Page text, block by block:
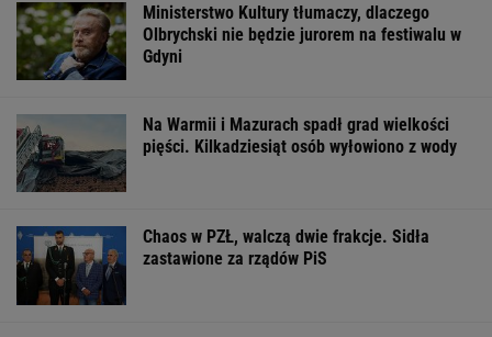
Ministerstwo Kultury tłumaczy, dlaczego
Olbrychski nie będzie jurorem na festiwalu w
Gdyni
Na Warmii i Mazurach spadł grad wielkości
pięści. Kilkadziesiąt osób wyłowiono z wody
Chaos w PZŁ, walczą dwie frakcje. Sidła
zastawione za rządów PiS